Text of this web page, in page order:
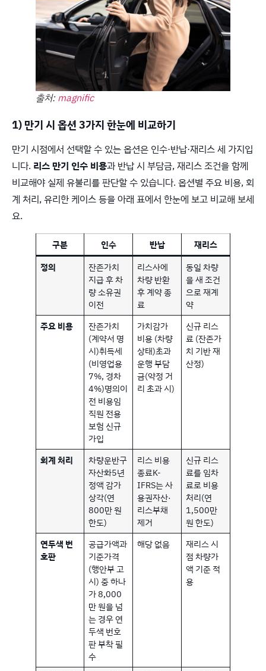
출처:magnific
1) 만기 시 옵션 3가지 한눈에 비교하기
만기 시점에서 선택할 수 있는 옵션은 인수·반납·재리스 세 가지입
니다. 리스 만기 인수 비용과 반납 시 부담금, 재리스 조건을 함께
비교해야 실제 유불리를 판단할 수 있습니다. 옵션별 주요 비용, 회
계 처리, 유리한 케이스 등을 아래 표에서 한눈에 보고 비교해 보세
요.
구분 인수 반납
재리스
정의
잔존가치
지급 후 차
량 소유권
이전
리스사에
차량 반환
후 계약 종
료
동일 차량
을 새 조건
으로 재계
약
주요 비용
잔존가치
(계약서 명
시)취득세
(비영업용
7%, 경차
4%)명의이
전 비용임
직원 전용
보험 신규
가입
가치감가
비용 (차량
상태)초과
운행 부담
금(약정 거
리 초과 시)
신규 리스
료 (잔존가
치 기반 재
산정)
회계 처리
차량운반구
자산화5년
정액 감가
상각(연
800만 원
한도)
리스 비용
종료K-
IFRS는 사
용권자산·
리스부채
제거
신규 리스
료를 임차
료로 비용
처리(연
1,500만
원 한도)
연두색 번
호판
공급가액과
기준가격
(행안부 고
시) 중 하나
가 8,000
만 원을 넘
는 경우 연
두색 번호
판 부착 필
수
해당 없음
재리스 시
점 차량가
액 기준 적
용